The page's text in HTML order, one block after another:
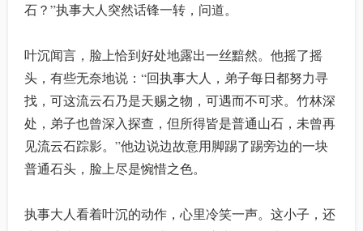
石？”执事大人突然话锋一转，问道。
叶沉闻言，脸上恰到好处地露出一丝黯然。他摇了摇
头，有些无奈地说：“回执事大人，弟子每日都努力寻
找，可这流云石乃是天赐之物，可遇而不可求。竹林深
处，弟子也曾深入探查，但所得皆是普通山石，未曾再
见流云石踪影。”他边说边故意用脚踢了踢旁边的一块
普通石头，脸上尽是惋惜之色。
执事大人看着叶沉的动作，心里冷笑一声。这小子，还